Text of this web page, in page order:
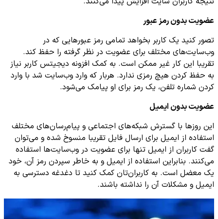
عضویت بدون رمز عبور
تصور کنید یک کاربر بخواهد تمامی رمز عبورهایی که در
وب‌سایت‌های مختلف برای عضویت در نظر گرفته را حفظ کند.
تقریبا این کار غیر ممکن است. به کمک افزونه دیجیتس کاربر نیاز
به حفظ کردن هیچ رمزی ندارد. هربار که وارد وب‌سایت شد با وارد
کردن شماره تلفن، یک رمز برای او پیامک می‌شود.
عضویت بدون ایمیل
این روزها با گسترش شبکه‌های اجتماعی و پیام‌رسان‌های مختلف
استفاده از ایمیل برای ارسال فایل تقریبا منسوخ شده و می‌توان
گفت کاربران از ایمیل تنها برای عضویت در وب‌سایت‌ها استفاده
می‌کنند. بنابراین استفاده از ایمیل و به خاطر سپردن رمز آن، خود
یک معضل است. به کاربران‌تان کمک کنید تا دغدغه دسترسی به
ایمیل و مشکلات آن را نداشته باشند.